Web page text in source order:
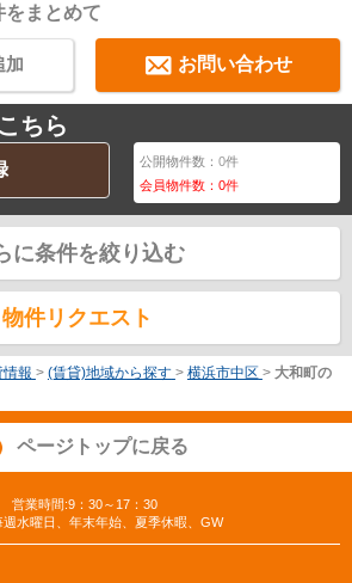
をまとめて
お問い合わせ
加
ちら
公開物件数：0件
会員物件数：0件
に条件を絞り込む
物件リクエスト
報 > (賃貸)地域から探す > 横浜市中区 > 大和町の
ページトップに戻る
営業時間:9：30～17：30
週水曜日、年末年始、夏季休暇、GW